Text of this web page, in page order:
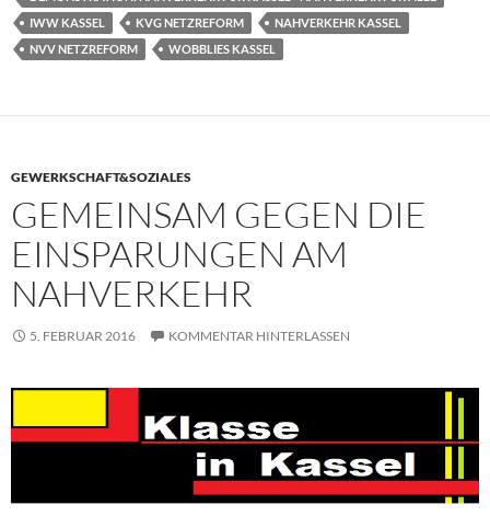
IWW KASSEL
KVG NETZREFORM
NAHVERKEHR KASSEL
NVV NETZREFORM
WOBBLIES KASSEL
GEWERKSCHAFT&SOZIALES
GEMEINSAM GEGEN DIE
EINSPARUNGEN AM
NAHVERKEHR
5. FEBRUAR 2016 KOMMENTAR HINTERLASSEN